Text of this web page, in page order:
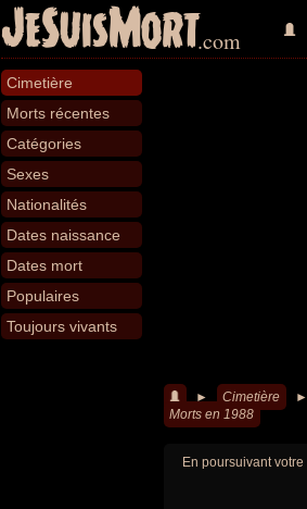
JeSuisMort.com
Cimetière
Morts récentes
Catégories
Sexes
Nationalités
Dates naissance
Dates mort
Populaires
Toujours vivants
► Cimetière ►
Morts en 1988
En poursuivant